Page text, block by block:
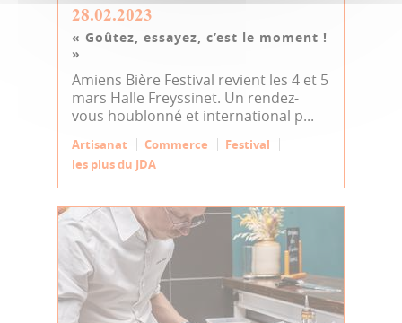
28.02.2023
« Goûtez, essayez, c’est le moment !
»
Amiens Bière Festival revient les 4 et 5
mars Halle Freyssinet. Un rendez-
vous houblonné et international p...
Artisanat Commerce
Festival
les plus du JDA